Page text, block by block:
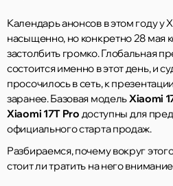
Календарь анонсов в этом году у
насыщенно, но конкретно 28 мая
застолбить громко. Глобальная
состоится именно в этот день, и
просочилось в сеть, к
заранее. Базовая модельXiaomi
Xiaomi 17T Pro доступны для
официального старта продаж.
Разбираемся, почему вокруг
стоит ли тратить на него